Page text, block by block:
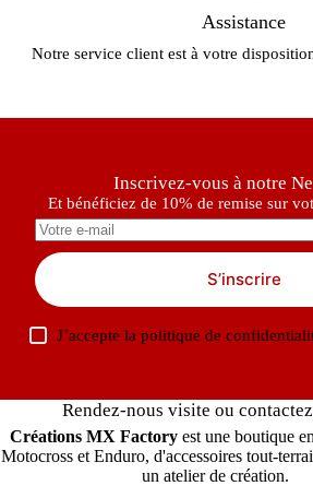
Assistance
Notre service client est à votre
Inscrivez-vous à notre
Et bénéficiez de 10% de remise sur
S’inscrire
J’accepte lapolitique de
Rendez-nous visite ou
Créations MX Factoryest une boutique
Motocross et Enduro, d'accessoires tout-
un atelier de création.